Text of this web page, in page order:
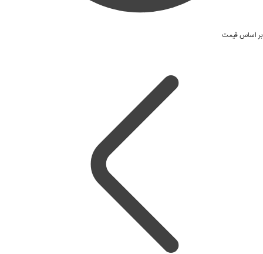
بر اساس قیمت